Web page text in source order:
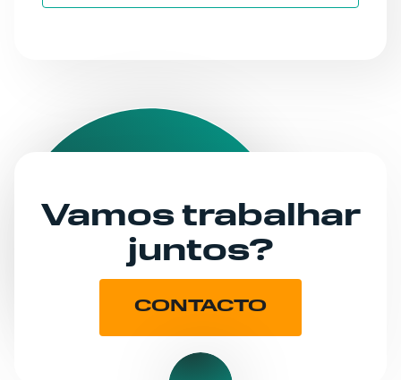
Vamos trabalhar
juntos?
CONTACTO